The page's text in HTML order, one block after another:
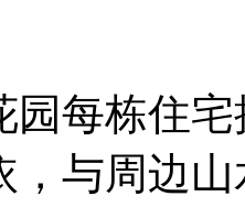
园每栋住
，与周边